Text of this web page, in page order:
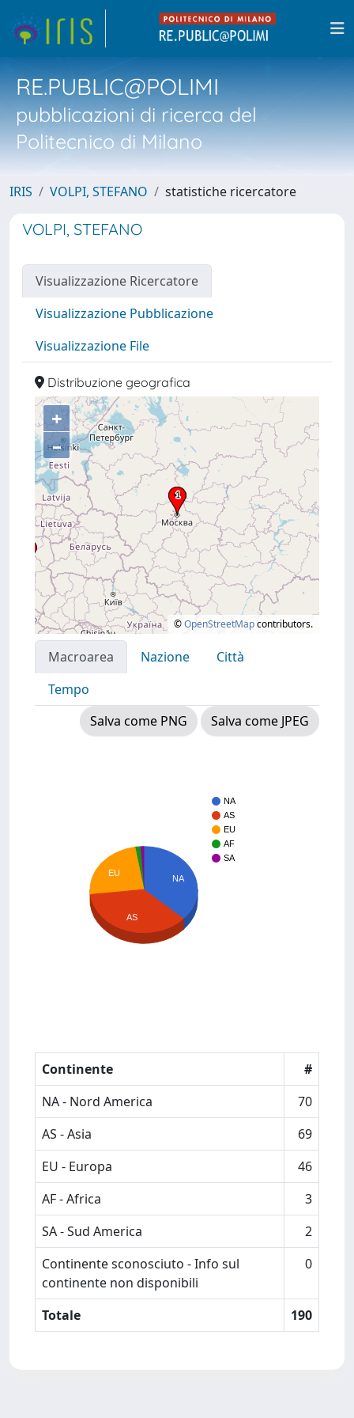
RE.PUBLIC@POLIMI
pubblicazioni di ricerca del
Politecnico di Milano
IRIS VOLPI, STEFANO statistiche ricercatore
VOLPI, STEFANO
Visualizzazione Ricercatore
Visualizzazione Pubblicazione
Visualizzazione File
Distribuzione geografica
+
–
©OpenStreetMapcontributors.
Macroarea Nazione
Città
Tempo
Salva come PNG
Salva come JPEG
NA
AS
EU
AF
SA
NA
EU
AS
Continente
#
NA - Nord America
70
AS - Asia
69
EU - Europa
46
AF - Africa
3
SA - Sud America
2
Continente sconosciuto - Info sul
continente non disponibili
0
Totale 190